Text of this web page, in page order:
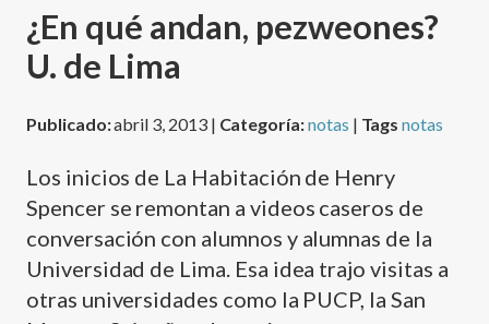
¿En qué andan, pezweones?
U. de Lima
Publicado:abril 3, 2013 | Categoría:notas | Tagsnotas
Los inicios de La Habitación de Henry
Spencer se remontan a videos caseros de
conversación con alumnos y alumnas de la
Universidad de Lima. Esa idea trajo visitas a
otras universidades como la PUCP, la San